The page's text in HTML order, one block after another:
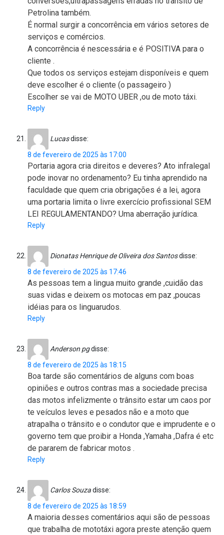
Petrolina também.
É normal surgir a concorrência em vários setores de
serviços e comércios.
A concorrência é nescessária e é POSITIVA para o
cliente .
Que todos os serviços estejam disponíveis e quem
deve escolher é o cliente (o passageiro )
Escolher se vai de MOTO UBER ,ou de moto táxi.
Reply
Lucasdisse:
8 de fevereiro de 2025 às 17:00
Portaria agora cria direitos e deveres? Ato infralegal
pode inovar no ordenamento? Eu tinha aprendido na
faculdade que quem cria obrigações é a lei, agora
uma portaria limita o livre exercício profissional SEM
LEI REGULAMENTANDO? Uma aberração jurídica.
Reply
Dionatas Henrique de Oliveira dos Santosdisse:
8 de fevereiro de 2025 às 17:46
As pessoas tem a lingua muito grande ,cuidão das
suas vidas e deixem os motocas em paz ,poucas
idéias para os linguarudos.
Reply
Anderson pgdisse:
8 de fevereiro de 2025 às 18:15
Boa tarde são comentários de alguns com boas
opiniões e outros contras mas a sociedade precisa
das motos infelizmente o trânsito estar um caos por
te veículos leves e pesados não e a moto que
atrapalha o trânsito e o condutor que e imprudente e o
governo tem que proibir a Honda ,Yamaha ,Dafra é etc
de pararem de fabricar motos .
Reply
Carlos Souzadisse:
8 de fevereiro de 2025 às 18:59
A maioria desses comentários aqui são de pessoas
que trabalha de mototáxi agora preste atenção quem